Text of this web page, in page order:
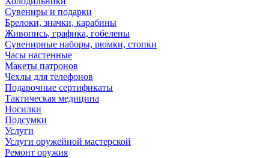
Сувениры и подарки
Брелоки, значки, карабины
Живопись, графика, гобелены
Сувенирные наборы, рюмки, стопки
Часы настенные
Макеты патронов
Чехлы для телефонов
Подарочные сертификаты
Тактическая медицина
Носилки
Подсумки
Услуги
Услуги оружейной мастерской
Ремонт оружия